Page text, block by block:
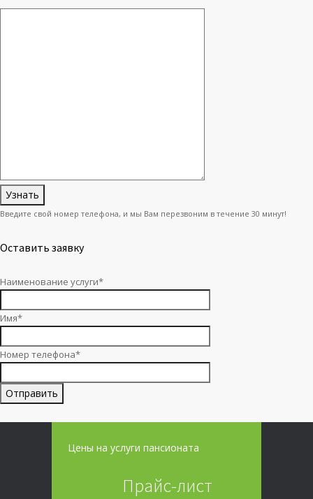
Введите свой номер телефона, и мы Вам перезвоним в течение 30 минут!
Оставить заявку
Наименование услуги*
Имя*
Номер телефона*
Цены на услуги пансионата
Прайс-лист